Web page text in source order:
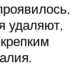
удаляют,